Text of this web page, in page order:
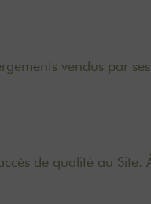
vendus par ses
de qualité au Site.